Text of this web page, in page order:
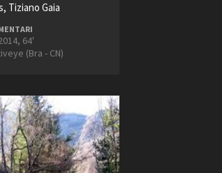
Tiziano Gaia
64'
(Bra - CN)